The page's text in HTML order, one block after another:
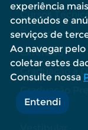
Cursos
Eventos
Extensão
Graduação a
Graduação
MuRAU
experiência
conteúdos e
serviços de
Ao navegar
coletar estes
Consulte nossa
Entendi